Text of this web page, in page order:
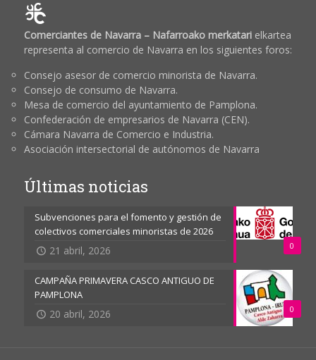
Comerciantes de Navarra – Nafarroako merkatarielkartea
representa al comercio de Navarra en los siguientes foros:
Consejo asesor de comercio minorista de Navarra.
Consejo de consumo de Navarra.
Mesa de comercio del ayuntamiento de Pamplona.
Confederación de empresarios de Navarra (CEN).
Cámara Navarra de Comercio e Industria.
Asociación intersectorial de autónomos de Navarra
Últimas noticias
0
Subvenciones para el fomento y gestión de
colectivos comerciales minoristas de 2026
21 abril, 2026
0
CAMPAÑA PRIMAVERA CASCO ANTIGUO DE
PAMPLONA
20 abril, 2026